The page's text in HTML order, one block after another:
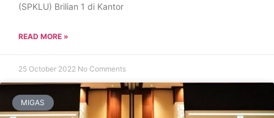
(SPKLU) Brilian 1 di Kantor
READ MORE »
25 October 2022 No Comments
MIGAS